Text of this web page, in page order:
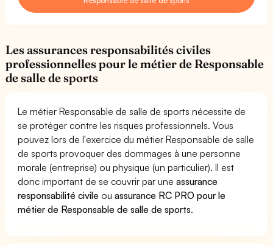
Les assurances responsabilités civiles
professionnelles pour le métier de Responsable
de salle de sports
Le métier Responsable de salle de sports nécessite de
se protéger contre les risques professionnels. Vous
pouvez lors de l'exercice du métier Responsable de salle
de sports provoquer des dommages à une personne
morale (entreprise) ou physique (un particulier). Il est
donc important de se couvrir par uneassurance
responsabilité civile ouassurance RC PRO pour le
métier de Responsable de salle de sports.